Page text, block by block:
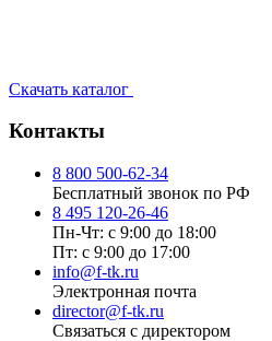
Скачать каталог
Контакты
8 800 500-62-34
Бесплатный звонок по РФ
8 495 120-26-46
Пн-Чт: с 9:00 до 18:00
Пт: с 9:00 до 17:00
info@f-tk.ru
Электронная почта
director@f-tk.ru
Связаться с директором